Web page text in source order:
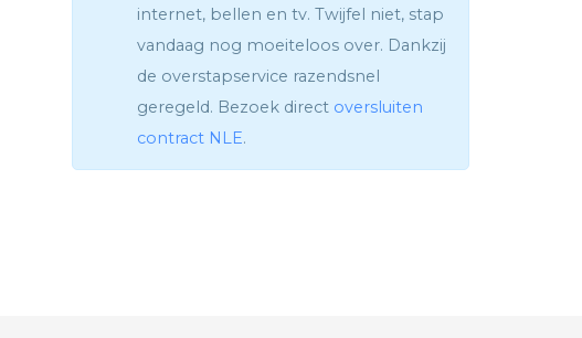
internet, bellen en tv. Twijfel niet, stap
vandaag nog moeiteloos over. Dankzij
de overstapservice razendsnel
geregeld. Bezoek direct oversluiten
contract NLE.